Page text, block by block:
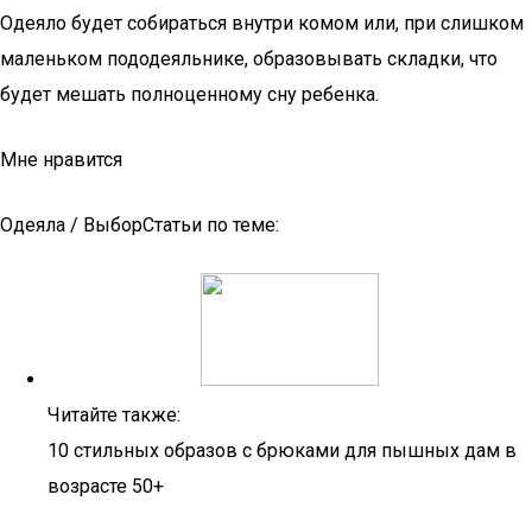
Одеяло будет собираться внутри комом или, при слишком
маленьком пододеяльнике, образовывать складки, что
будет мешать полноценному сну ребенка.
Мне нравится
Одеяла / ВыборСтатьи по теме:
Читайте также:
10 стильных образов с брюками для пышных дам в
возрасте 50+